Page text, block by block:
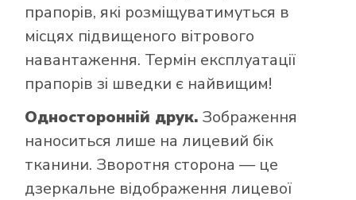
прапорів, які розміщуватимуться в
місцях підвищеного вітрового
навантаження. Термін експлуатації
прапорів зі шведки є найвищим!
Односторонній друк. Зображення
наноситься лише на лицевий бік
тканини. Зворотня сторона — це
дзеркальне відображення лицевої